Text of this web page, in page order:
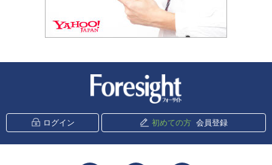
ログイン 初めての方 会員登録